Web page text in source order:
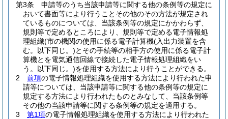
第3条
申請等のうち当該申請等に関する他の条例等の規定に
おいて書面等により行うことその他のその方法が規定され
ているものについては、当該条例等の規定にかかわらず、
規則等で定めるところにより、規則等で定める電子情報処
理組織(市の機関の使用に係る電子計算機(入出力装置を含
む。以下同じ。)とその手続等の相手方の使用に係る電子計
算機とを電気通信回線で接続した電子情報処理組織をい
う。以下同じ。)を使用する方法により行うことができる。
2
前項の電子情報処理組織を使用する方法により行われた申
請等については、当該申請等に関する他の条例等の規定に
規定する方法により行われたものとみなして、当該条例等
その他の当該申請等に関する条例等の規定を適用する。
3
第1項の電子情報処理組織を使用する方法により行われた